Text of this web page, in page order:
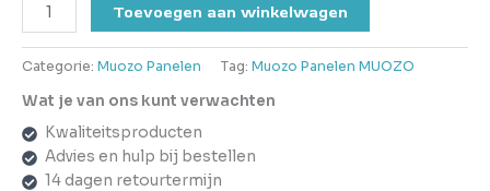
Toevoegen aan winkelwagen
Categorie: Muozo Panelen Tag: Muozo Panelen MUOZO
Wat je van ons kunt verwachten
Kwaliteitsproducten
Advies en hulp bij bestellen
14 dagen retourtermijn